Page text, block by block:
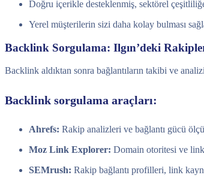
Doğru içerikle desteklenmiş, sektörel
Yerel müşterilerin sizi daha kolay bulması
Backlink Sorgulama: Ilgın’deki
Backlink aldıktan sonra bağlantıların takibi ve
Backlink sorgulama araçları:
Ahrefs: Rakip analizleri ve bağlantı gücü
Moz Link Explorer: Domain otoritesi ve
SEMrush: Rakip bağlantı profilleri, link